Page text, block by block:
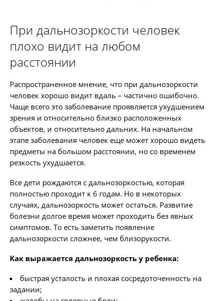
При дальнозоркости человек
плохо видит на любом
расстоянии
Распространенное мнение, что при дальнозоркости
человек хорошо видит вдаль – частично ошибочно.
Чаще всего это заболевание проявляется ухудшением
зрения и относительно близко расположенных
объектов, и относительно дальних. На начальном
этапе заболевания человек еще может хорошо видеть
предметы на большом расстоянии, но со временем
резкость ухудшается.
Все дети рождаются с дальнозоркостью, которая
полностью проходит к 6 годам. Но в некоторых
случаях, дальнозоркость может остаться. Развитие
болезни долгое время может проходить без явных
симптомов. То есть заметить появление
дальнозоркости сложнее, чем близорукости.
Как выражается дальнозоркость у ребенка:
быстрая усталость и плохая сосредоточенность на
задании;